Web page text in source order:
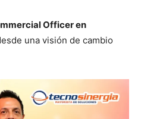
Officer en
una visión de cambio